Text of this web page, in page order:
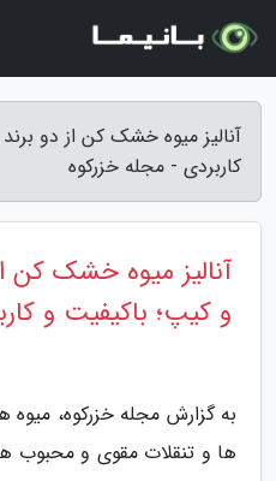
آنالیز میوه خشک کن از دو
کاربردی - مجله خزرکوه
آنالیز میوه خشک کن
و کیپ؛ باکیفیت و
به گزارش مجله خزرکوه،
ها و تنقلات مقوی و محبوب